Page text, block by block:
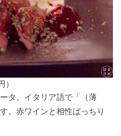
）
タ。イタリア語で「（薄
。赤ワインと相性ばっちり